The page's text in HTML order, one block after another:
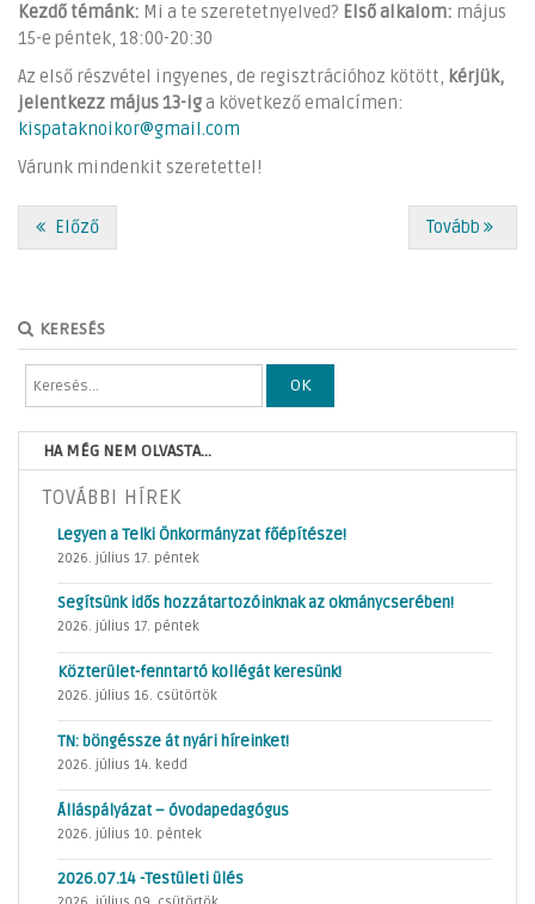
Kezdő témánk: Mi a te szeretetnyelved? Első alkalom: május
15-e péntek, 18:00-20:30
Az első részvétel ingyenes, de regisztrációhoz kötött, kérjük,
jelentkezz május 13-ig a következő emalcímen:
kispataknoikor@gmail.com
Várunk mindenkit szeretettel!
Előző Tovább
KERESÉS
OK
HA MÉG NEM OLVASTA...
TOVÁBBI HÍREK
Legyen a Telki Önkormányzat főépítésze!
2026. július 17. péntek
Segítsünk idős hozzátartozóinknak az okmánycserében!
2026. július 17. péntek
Közterület-fenntartó kollégát keresünk!
2026. július 16. csütörtök
TN: böngéssze át nyári híreinket!
2026. július 14. kedd
Álláspályázat – óvodapedagógus
2026. július 10. péntek
2026.07.14 -Testületi ülés